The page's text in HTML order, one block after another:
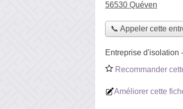
56530 Quéven
📞 Appeler cette
Entreprise d'isolation -
Recommander
Améliorer cette